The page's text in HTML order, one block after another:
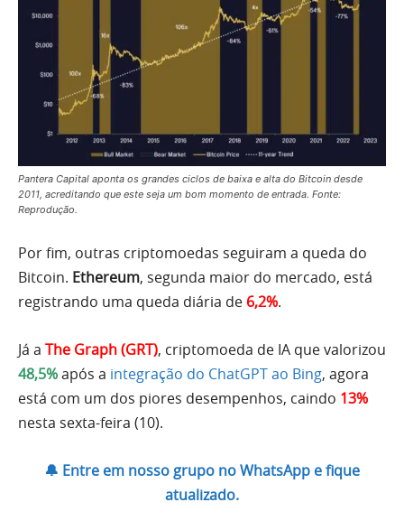
Pantera Capital aponta os grandes ciclos de baixa e alta do Bitcoin desde
2011, acreditando que este seja um bom momento de entrada. Fonte:
Reprodução.
Por fim, outras criptomoedas seguiram a queda do
Bitcoin. Ethereum, segunda maior do mercado, está
registrando uma queda diária de 6,2%.
Já a The Graph (GRT), criptomoeda de IA que valorizou
48,5%após a integração do ChatGPT ao Bing, agora
está com um dos piores desempenhos, caindo 13%
nesta sexta-feira (10).
🔔 Entre em nosso grupo no WhatsApp e fique
atualizado.